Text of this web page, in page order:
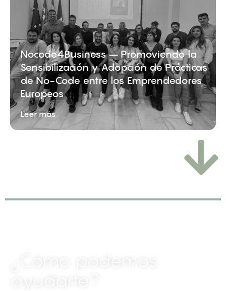
Nocode4Business – Promoviendo la
Sensibilización y Adopción de Prácticas
de No-Code entre los Emprendedores
Europeos
Leer más